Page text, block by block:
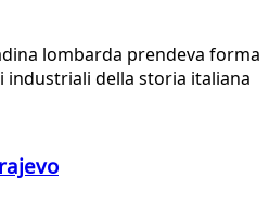
lombarda prendeva forma
industriali della storia italiana